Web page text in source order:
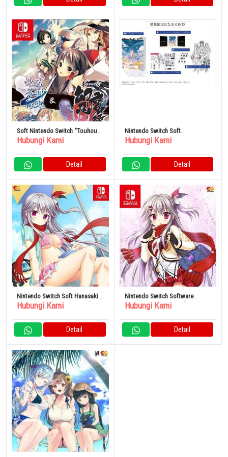
Soft Nintendo Switch “Touhou
Sojin Engi V” & “Touhou Gensou
Reguler]
Hubungi Kami
Detail
Nintendo Switch Soft
CRYMACHINA Hanamaru BOX
Hubungi Kami
Detail
Nintendo Switch Soft Hanasaki
Workspring! [Edisi Terbatas]
Hubungi Kami
Detail
Nintendo Switch Software
Hanasaki Workspring! [Edisi
Hubungi Kami
Detail